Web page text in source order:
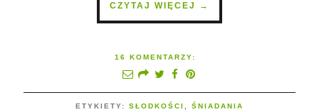
CZYTAJ WIĘCEJ →
16 KOMENTARZY:
ETYKIETY: SŁODKOŚCI, ŚNIADANIA